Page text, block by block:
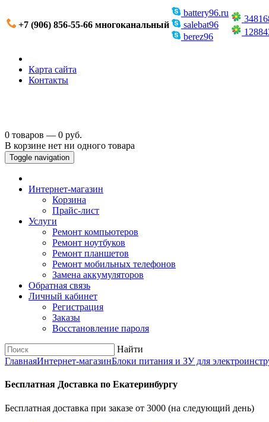
+7 (906) 856-55-66 многоканальный
battery96.ru
salebat96
berez96
Карта сайта
Контакты
0 товаров — 0 руб.
В корзине нет ни одного товара
Toggle navigation
Интернет-магазин
Корзина
Прайс-лист
Услуги
Ремонт компьютеров
Ремонт ноутбуков
Ремонт планшетов
Ремонт мобильных телефонов
Замена аккумуляторов
Обратная связь
Личный кабинет
Регистрация
Заказы
Восстановление пароля
Найти
ГлавнаяИнтернет-магазинБлоки питания и ЗУ для
Бесплатная Доставка по Екатеринбургу
Бесплатная доставка при заказе от 3000 (на следующий день)